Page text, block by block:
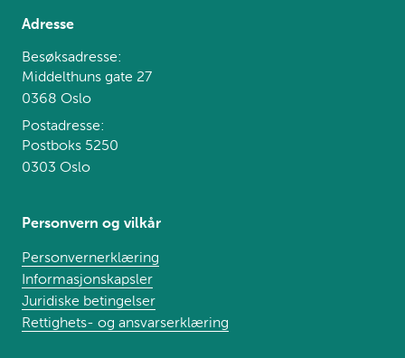
Adresse
Besøksadresse:
Middelthuns gate 27
0368 Oslo
Postadresse:
Postboks 5250
0303 Oslo
Personvern og vilkår
Personvernerklæring
Informasjonskapsler
Juridiske betingelser
Rettighets- og ansvarserklæring